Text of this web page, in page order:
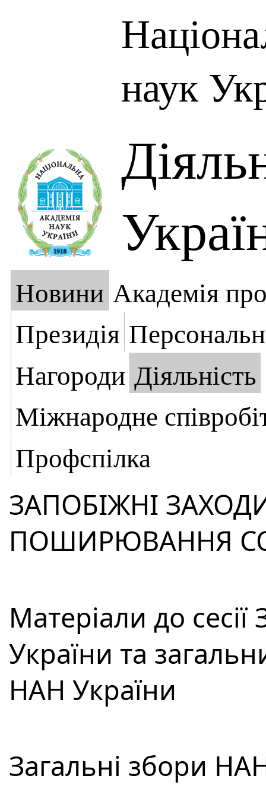
наук
Новини Академія
Президія
Нагороди Діяльність
Міжнародне
Профспілка
ЗАПОБІЖНІ
ПОШИРЮВАННЯ
Матеріали до
України та
НАН України
Загальні збори